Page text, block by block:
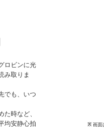
ロビンに光
み取りま
でも、いつ
時など、
均安静心拍
※画面